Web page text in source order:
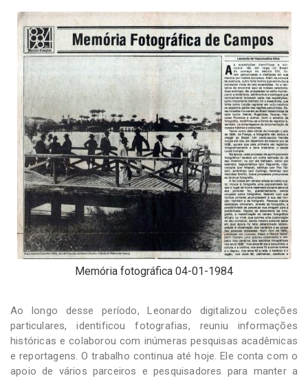
Memória fotográfica 04-01-1984
Ao longo desse período, Leonardo digitalizou coleções
particulares, identificou fotografias, reuniu informações
históricas e colaborou com inúmeras pesquisas acadêmicas
e reportagens. O trabalho continua até hoje. Ele conta com o
apoio de vários parceiros e pesquisadores para manter a